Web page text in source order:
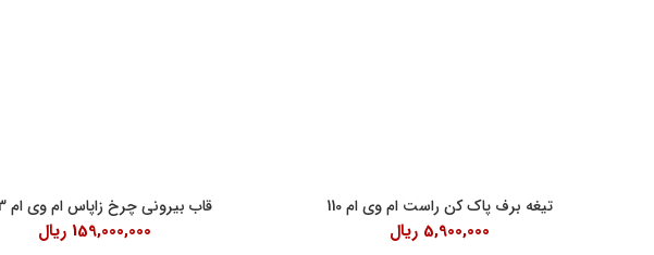
تیغه برف پاک کن راست ام وی ام 110
5,900,000 ریال
قاب بیرونی چرخ زاپاس ام وی ام X33
159,000,000 ریال